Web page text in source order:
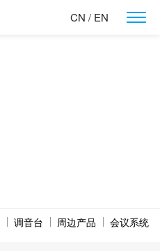
CN / EN
调音台 周边产品 会议系统